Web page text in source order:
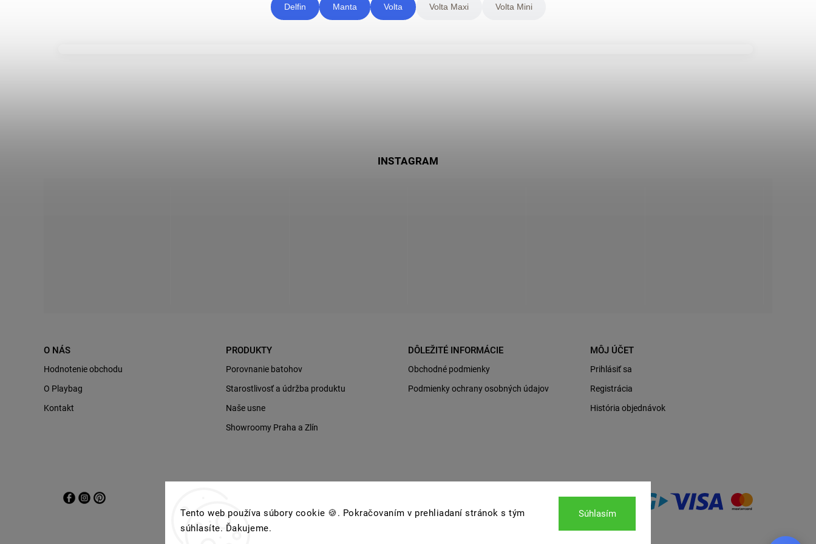
Tento web používa súbory cookie 🍪. Pokračovaním v prehliadaní stránok s tým
súhlasíte. Ďakujeme.
Súhlasím
Delfin Manta Volta Volta Maxi Volta Mini
INSTAGRAM
O NÁS
Hodnotenie obchodu
O Playbag
Kontakt
PRODUKTY
Porovnanie batohov
Starostlivosť a údržba produktu
Naše usne
Showroomy Praha a Zlín
DÔLEŽITÉ INFORMÁCIE
Obchodné podmienky
Podmienky ochrany osobných údajov
MÔJ ÚČET
Prihlásiť sa
Registrácia
História objednávok